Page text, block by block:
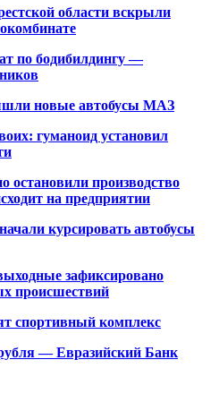
области вскрыли
по бодибилдингу —
новые автобусы МАЗ
гуманоид установил
остановили производство
на предприятии
курсировать автобусы
зафиксировано
происшествий
спортивный комплекс
— Евразийский Банк